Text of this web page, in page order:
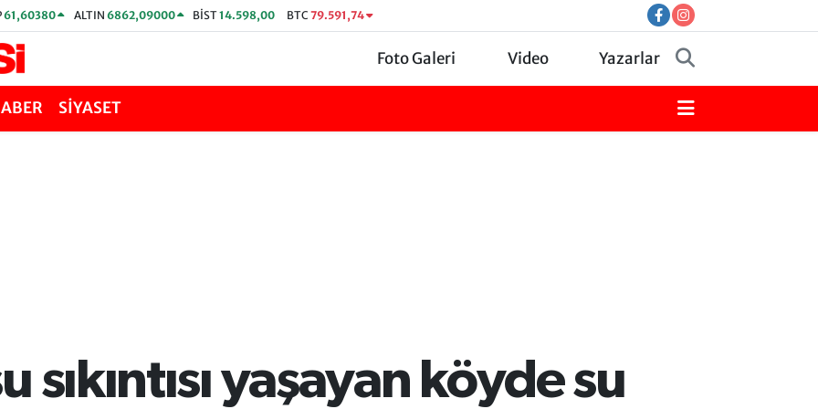
61,60380 ALTIN 6862,09000 BİST14.598,00 BTC 79.591,74
Foto Galeri Video Yazarlar
SİYASET
sıkıntısı yaşayan köyde su